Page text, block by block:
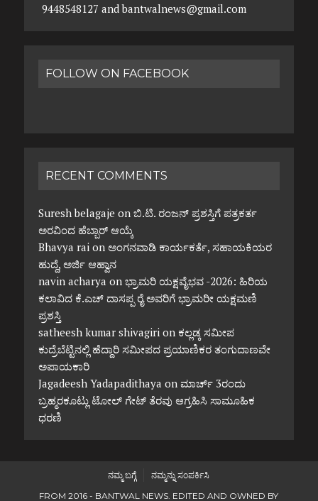
9448548127 and bantwalnews@gmail.com
FOLLOW ON FACEBOOK
RECENT COMMENTS
Suresh belagaje on ಬಿ.ಟಿ. ರಂಜನ್ ಪ್ರಶಸ್ತಿಗೆ ಪತ್ರಕರ್ತ
ಅರವಿಂದ ಹೆಬ್ಬಾರ್ ಆಯ್ಕೆ
Bhavya raion ಅಂಗನವಾಡಿ ಕಾರ್ಯಕರ್ತೆ, ಸಹಾಯಕಿಯರ
ಹುದ್ದೆ, ಅರ್ಜಿ ಆಹ್ವಾನ
navin acharya on ಭ್ರಾಮರಿ ಯಕ್ಷವೈಭವ -2026: ಹಿರಿಯ
ಕಲಾವಿದ ಕೆ.ಎಚ್ ದಾಸಪ್ಪ ರೈ ಅವರಿಗೆ ಭ್ರಾಮರೀ ಯಕ್ಷಮಣಿ
ಪ್ರಶಸ್ತಿ
satheesh kumar shivagirion ಕಲ್ಲಡ್ಕ ಸಮೀಪ
ಕುದ್ರೆಬೆಟ್ಟಿನಲ್ಲಿ ಹೆದ್ದಾರಿ ಸಮೀಪದ ಪ್ರಯಾಣಿಕರ ತಂಗುದಾಣವೇ
ಅಪಾಯಕಾರಿ
Jagadeesh Yadapadithaya on ಮಾರ್ಚ್ 3ರಂದು
ಬ್ರಹ್ಮರಕೂಟ್ಲು ಟೋಲ್ ಗೇಟ್ ತೆರವು ಆಗ್ರಹಿಸಿ ಸಾಮೂಹಿಕ
ಧರಣಿ
ನಮ್ಮ ಬಗ್ಗೆ
ನಮ್ಮನ್ನು ಸಂಪರ್ಕಿಸಿ
FROM 2016 - BANTWAL NEWS. EDITED AND OWNED BY